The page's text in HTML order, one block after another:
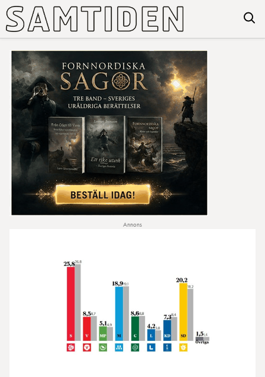
Annons